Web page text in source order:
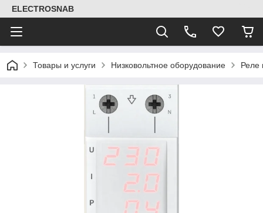
ELECTROSNAB
Товары и услуги Низковольтное оборудование Реле